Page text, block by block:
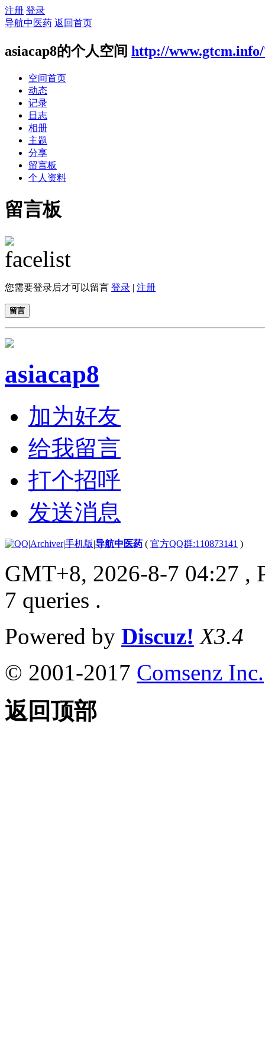
注册 登录
导航中医药 返回首页
asiacap8的个人空间 http://www.gtcm.info/
空间首页
动态
记录
日志
相册
主题
分享
留言板
个人资料
留言板
您需要登录后才可以留言 登录 | 注册
留言
asiacap8
加为好友
给我留言
打个招呼
发送消息
|Archiver|手机版|导航中医药 ( 官方QQ群:110873141 )
GMT+8, 2026-8-7 04:27 ,
7 queries .
Powered by Discuz! X3.4
© 2001-2017 Comsenz Inc.
返回顶部